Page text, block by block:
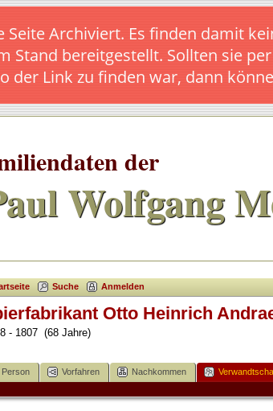
Seite Archiviert. Es finden damit
Stand bereitgestellt. Sollten sie
der Link zu finden war, dann
der
Wolfgang
Suche Anmelden
Otto Heinrich
- 1807 (68 Jahre)
Person Vorfahren Nachkommen